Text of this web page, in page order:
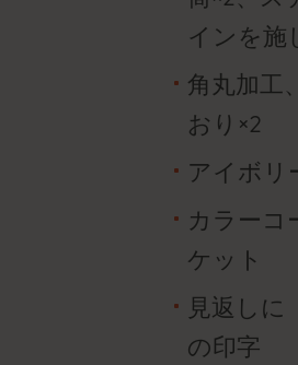
インを施
角丸加工
おり×2
アイボリ
カラーコ
ケット
見返しに
の印字